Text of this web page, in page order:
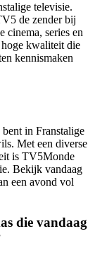
televisie.
de zender bij
cinema, series en
kwaliteit die
kennismaken
in Franstalige
Met een diverse
is TV5Monde
Bekijk vandaag
een avond vol
die vandaag